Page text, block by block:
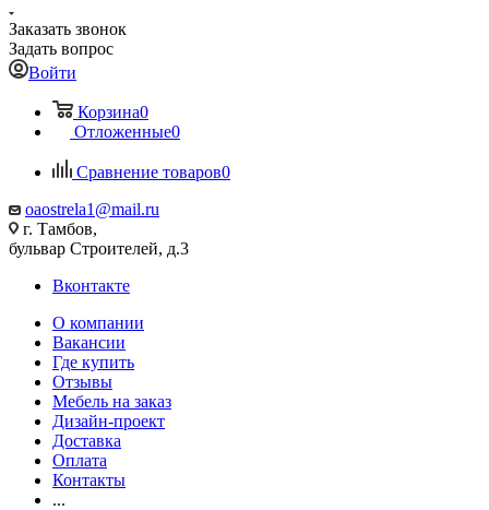
Заказать звонок
Задать вопрос
Войти
Корзина0
Отложенные0
Сравнение товаров0
oaostrela1@mail.ru
г. Тамбов,
бульвар Строителей, д.3
Вконтакте
О компании
Вакансии
Где купить
Отзывы
Мебель на заказ
Дизайн-проект
Доставка
Оплата
Контакты
...